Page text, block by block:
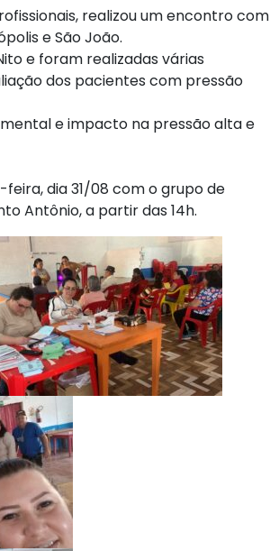
realizou um encontro com
e São João.
e foram realizadas várias
dos pacientes com pressão
e impacto na pressão alta e
dia 31/08 com o grupo de
Antônio, a partir das 14h.